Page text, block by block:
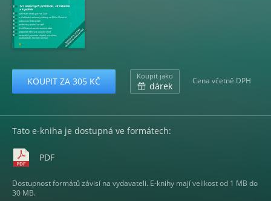
KOUPIT ZA 305 KČ Koupit jako
dárek Cena včetně DPH
Tato e-kniha je dostupná ve formátech:
PDF
Dostupnost formátů závisí na vydavateli. E-knihy mají velikost od 1 MB do
30 MB.